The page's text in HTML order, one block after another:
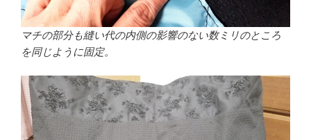
マチの部分も縫い代の内側の影響のない数ミリのところ
を同じように固定。